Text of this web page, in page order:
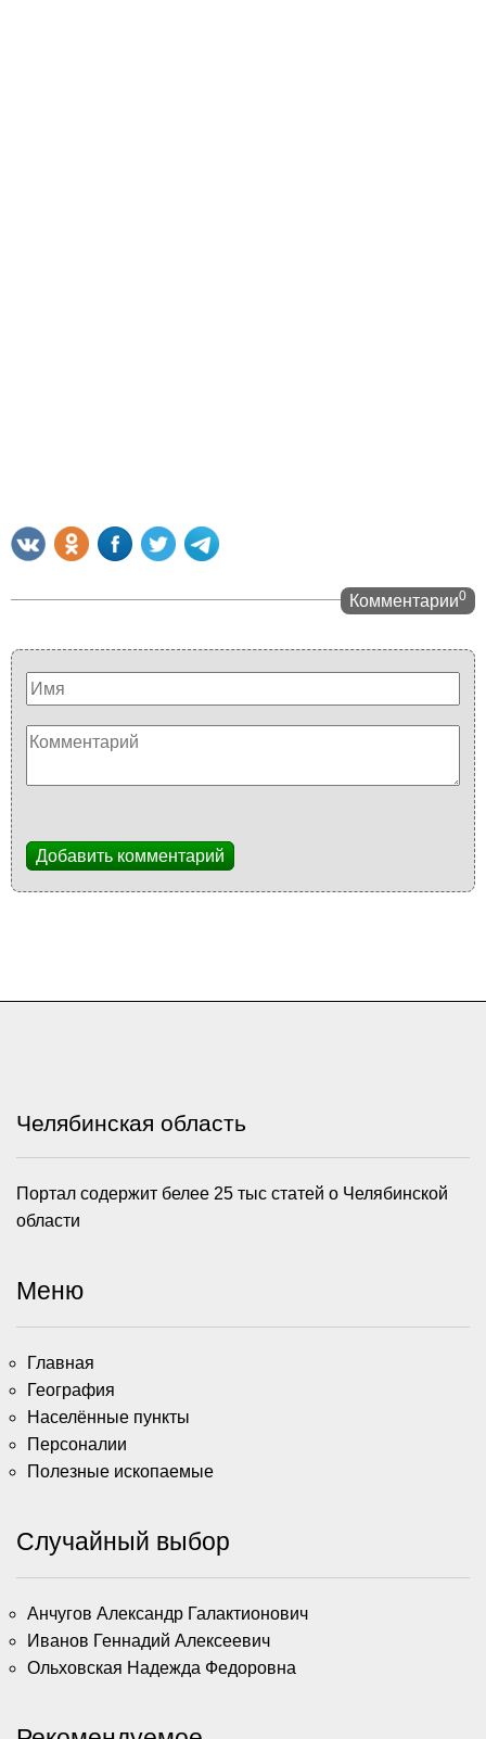
Комментарии0
Добавить комментарий
Челябинская область
Портал содержит белее 25 тыс статей о Челябинской
области
Меню
Главная
География
Населённые пункты
Персоналии
Полезные ископаемые
Случайный выбор
Анчугов Александр Галактионович
Иванов Геннадий Алексеевич
Ольховская Надежда Федоровна